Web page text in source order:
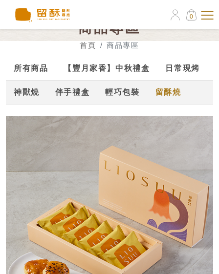
0
商品專區
首頁 商品專區
所有商品 【豐月家香】中秋禮盒 日常現烤
神獸燒 伴手禮盒 輕巧包裝 留酥燒